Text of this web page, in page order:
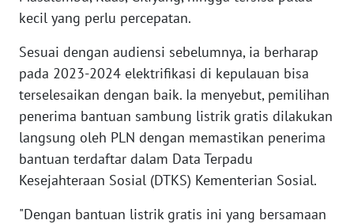
kecil yang perlu percepatan.
Sesuai dengan audiensi sebelumnya, ia berharap
pada 2023-2024 elektrifikasi di kepulauan bisa
terselesaikan dengan baik. Ia menyebut, pemilihan
penerima bantuan sambung listrik gratis dilakukan
langsung oleh PLN dengan memastikan penerima
bantuan terdaftar dalam Data Terpadu
Kesejahteraan Sosial (DTKS) Kementerian Sosial.
"Dengan bantuan listrik gratis ini yang bersamaan
WN
SUMSEL
WN
BENGKULU
LAMPUNG
WN